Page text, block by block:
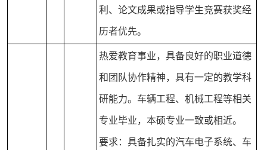
利、论文成果或指导学生竞赛获奖经
历者优先。
热爱教育事业，具备良好的职业道德
和团队协作精神，具有一定的教学科
研能力。车辆工程、机械工程等相关
专业毕业，本硕专业一致或相近。
要求：具备扎实的汽车电子系统、车